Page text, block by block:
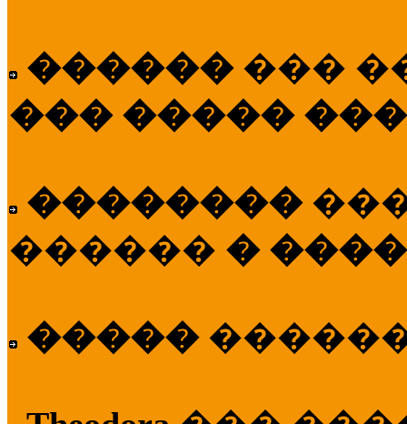
������ ���
��� �����
��������
������ �
�����